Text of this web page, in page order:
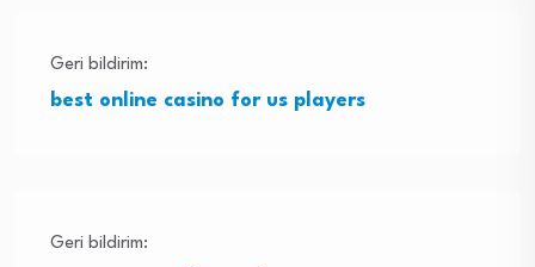
Geri bildirim:
best online casino for us players
Geri bildirim: